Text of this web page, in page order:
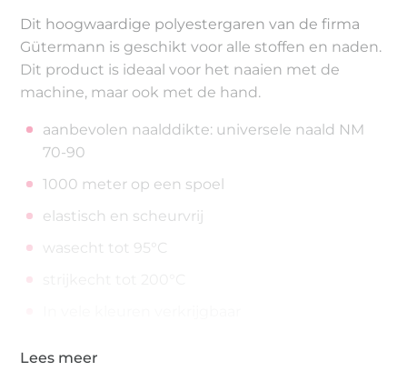
Dit hoogwaardige polyestergaren van de firma
Gütermann is geschikt voor alle stoffen en naden.
Dit product is ideaal voor het naaien met de
machine, maar ook met de hand.
aanbevolen naalddikte: universele naald NM
70-90
1000 meter op een spoel
elastisch en scheurvrij
wasecht tot 95°C